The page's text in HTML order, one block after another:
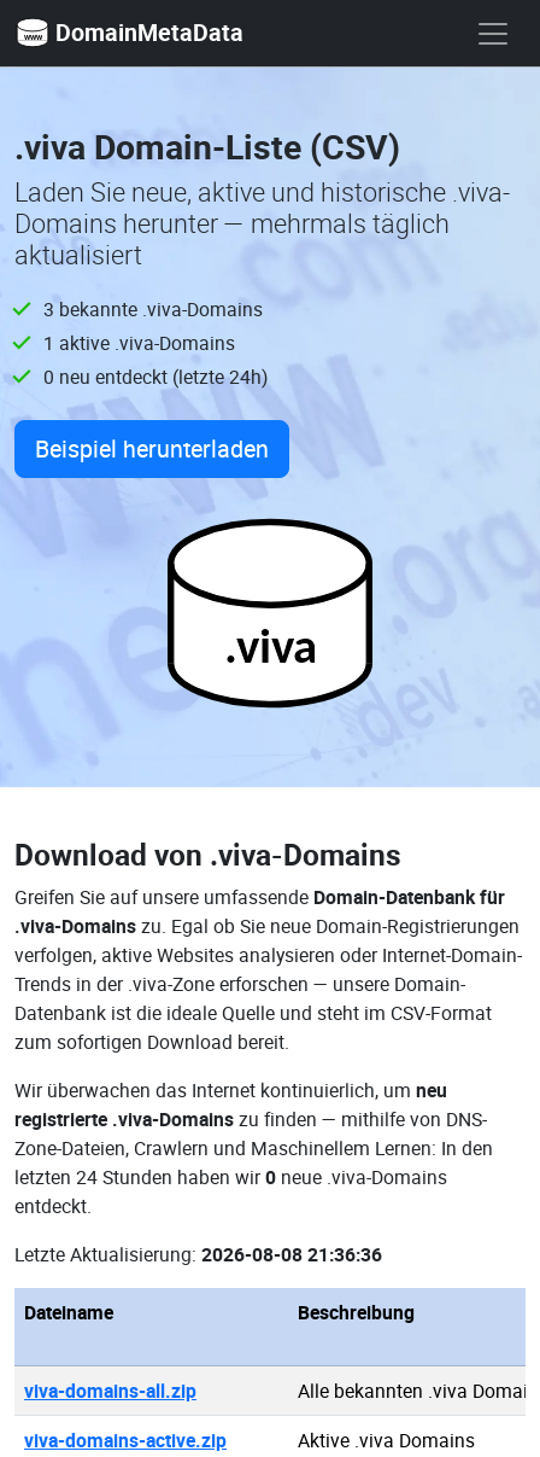
DomainMetaData
.viva Domain-Liste (CSV)
Laden Sie neue, aktive und historische .viva-
Domains herunter — mehrmals täglich
aktualisiert
3 bekannte .viva-Domains
1 aktive .viva-Domains
0 neu entdeckt (letzte 24h)
Beispiel herunterladen
.viva
Download von .viva-Domains
Greifen Sie auf unsere umfassende Domain-Datenbank für
.viva-Domainszu. Egal ob Sie neue Domain-Registrierungen
verfolgen, aktive Websites analysieren oder Internet-Domain-
Trends in der .viva-Zone erforschen — unsere Domain-
Datenbank ist die ideale Quelle und steht im CSV-Format
zum sofortigen Download bereit.
Wir überwachen das Internet kontinuierlich, um neu
registrierte .viva-Domainszu finden — mithilfe von DNS-
Zone-Dateien, Crawlern und Maschinellem Lernen: In den
letzten 24 Stunden haben wir0 neue .viva-Domains
entdeckt.
Letzte Aktualisierung: 2026-08-08 21:36:36
Dateiname Beschreibung
viva-domains-all.zip
Alle bekannten .viva
viva-domains-active.zip
Aktive .viva Domains